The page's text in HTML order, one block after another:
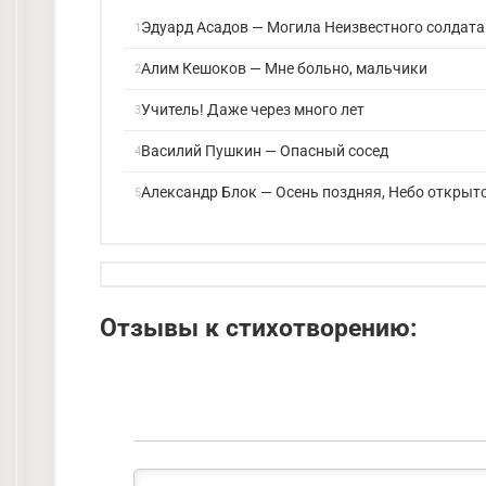
Эдуард Асадов — Могила Неизвестного солдата
Алим Кешоков — Мне больно, мальчики
Учитель! Даже через много лет
Василий Пушкин — Опасный сосед
Александр Блок — Осень поздняя, Небо
Отзывы к стихотворению: